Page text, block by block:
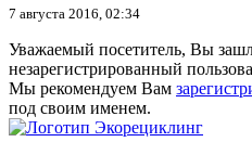
7 августа 2016, 02:34
Уважаемый посетитель, Вы
незарегистрированный
Мы рекомендуем Вам
под своим именем.